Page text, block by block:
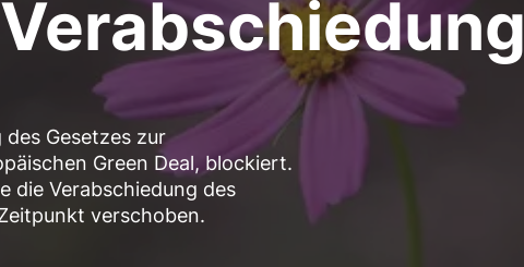
Gesetzes zur
Green Deal, blockiert.
die Verabschiedung des
verschoben.